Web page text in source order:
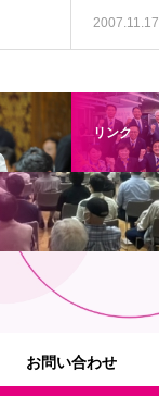
2007.11.17
リンク
お問い合わせ